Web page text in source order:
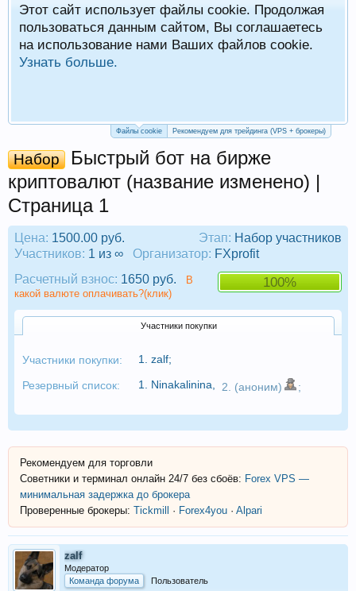
Этот сайт использует файлы cookie. Продолжая
пользоваться данным сайтом, Вы соглашаетесь
на использование нами Ваших файлов cookie.
Узнать больше.
Файлы cookie Рекомендуем для трейдинга (VPS + брокеры)
Набор
Быстрый бот на бирже
криптовалют (название изменено) |
Страница 1
Этап: Набор участников
Цена: 1500.00 руб.
Участников: 1 из ∞ Организатор: FXprofit
100%
Расчетный взнос: 1650 руб.
В
какой валюте оплачивать?(клик)
Участники покупки
Участники покупки: 1. zalf;
Резервный список: 1. Ninakalinina 2. (аноним) ;
Рекомендуем для торговли
Советники и терминал онлайн 24/7 без сбоёв: Forex VPS —
минимальная задержка до брокера
Проверенные брокеры: Tickmill · Forex4you · Alpari
zalf
Модератор
Команда форума
Пользователь